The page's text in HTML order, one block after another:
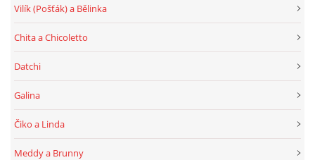
Vilík (Pošťák) a Bělinka
Chita a Chicoletto
Datchi
Galina
Čiko a Linda
Meddy a Brunny